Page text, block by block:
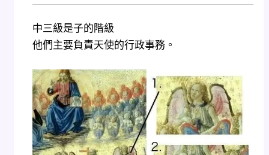
中三級是子的階級
他們主要負責天使的行政事務。